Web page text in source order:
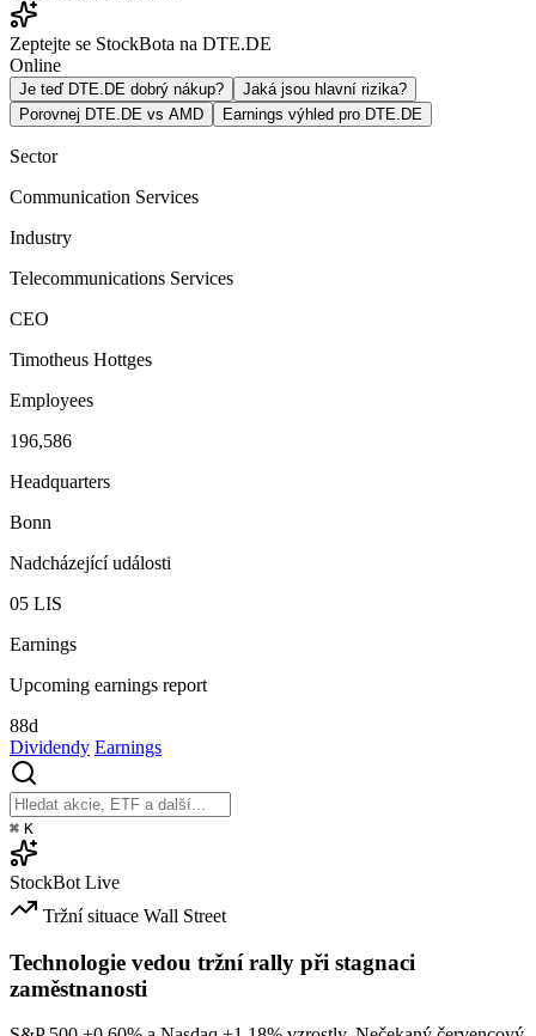
Zeptejte se StockBota na DTE.DE
Online
Je teď DTE.DE dobrý nákup?
Jaká jsou hlavní rizika?
Porovnej DTE.DE vs AMD
Earnings výhled pro DTE.DE
Sector
Communication Services
Industry
Telecommunications Services
CEO
Timotheus Hottges
Employees
196,586
Headquarters
Bonn
Nadcházející události
05 LIS
Earnings
Upcoming earnings report
88d
Dividendy Earnings
⌘ K
StockBot Live
Tržní situace Wall Street
Technologie vedou tržní rally při stagnaci
zaměstnanosti